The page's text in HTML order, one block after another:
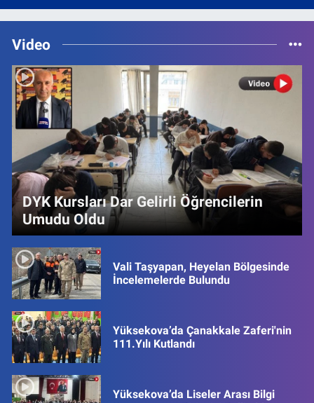
Video
DYK Kursları Dar Gelirli Öğrencilerin
Umudu Oldu
Vali Taşyapan, Heyelan Bölgesinde
İncelemelerde Bulundu
Yüksekova’da Çanakkale Zaferi'nin
111.Yılı Kutlandı
Yüksekova’da Liseler Arası Bilgi